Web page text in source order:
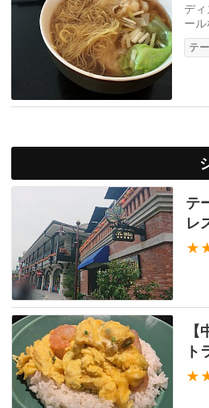
デ
ー
テ
テ
レ
ト